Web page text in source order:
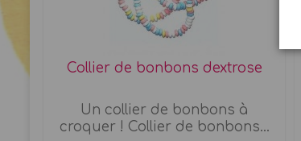
Collier de bonbons dextrose
Un collier de bonbons à
croquer ! Collier de bonbons...